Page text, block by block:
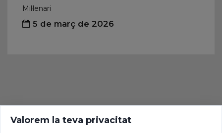
Mil·lenari
5 de març de 2026
Valorem la teva privacitat